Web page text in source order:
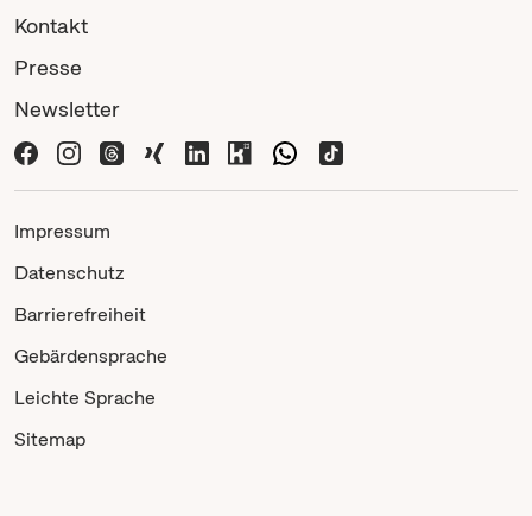
Kontakt
Presse
Newsletter
Impressum
Datenschutz
Barrierefreiheit
Gebärdensprache
Leichte Sprache
Sitemap